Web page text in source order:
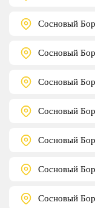
Сосновый
Сосновый
Сосновый
Сосновый
Сосновый
Сосновый
Сосновый